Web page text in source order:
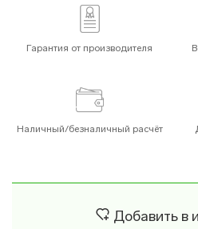
Гарантия от производителя
Наличный/безналичный расчёт
Добавить в